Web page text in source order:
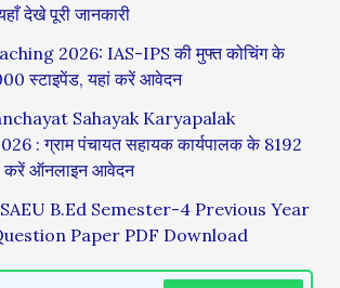
देखे पूरी जानकारी
2026: IAS-IPS की मुफ्त कोचिंग के
स्टाइपेंड, यहां करें आवेदन
Sahayak Karyapalak
: ग्राम पंचायत सहायक कार्यपालक के 8192
करें ऑनलाइन आवेदन
B.Ed Semester-4 Previous Year
Paper PDF Download